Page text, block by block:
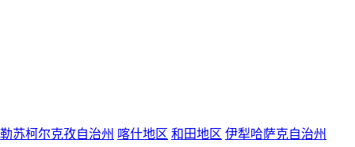
苏柯尔克孜自治州 喀什地区 和田地区 伊犁哈萨克自治州